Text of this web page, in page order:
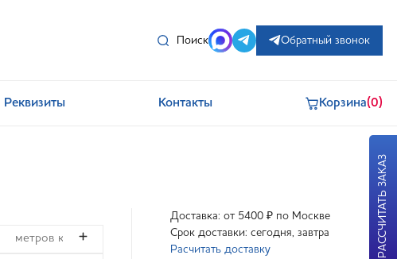
Поиск Обратный звонок
Реквизиты Контакты Корзина(0)
Доставка: от 5400 ₽ по Москве
Срок доставки: сегодня, завтра
Расчитать доставку
РАССЧИТАТЬ ЗАКАЗ